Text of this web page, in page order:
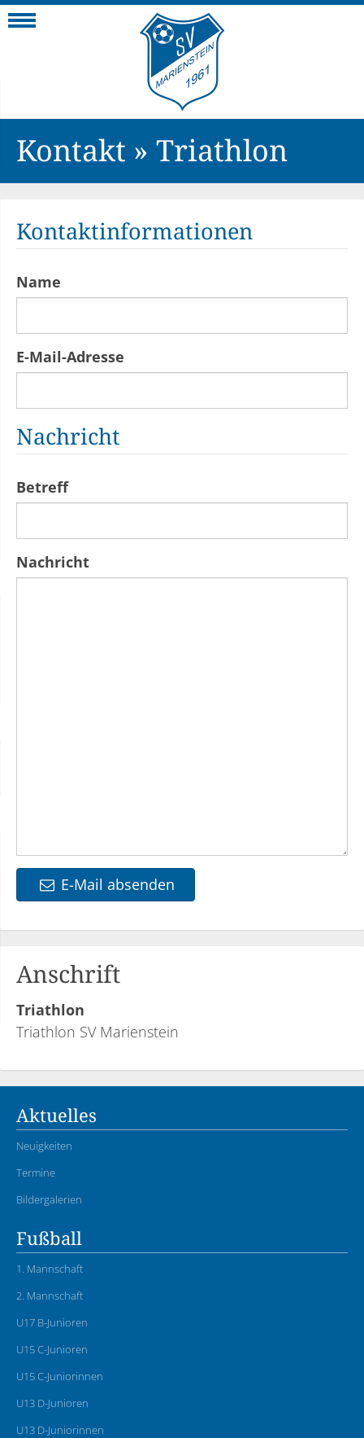
Kontakt » Triathlon
Kontaktinformationen
Name
E-Mail-Adresse
Nachricht
Betreff
Nachricht
E-Mail absenden
Anschrift
Triathlon
Triathlon SV Marienstein
Aktuelles
Neuigkeiten
Termine
Bildergalerien
Fußball
1. Mannschaft
2. Mannschaft
U17 B-Junioren
U15 C-Junioren
U15 C-Juniorinnen
U13 D-Junioren
U13 D-Juniorinnen